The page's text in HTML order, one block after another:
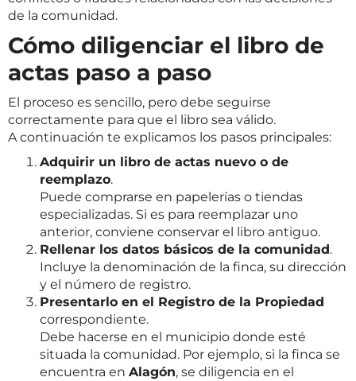
de la comunidad.
Cómo diligenciar el libro de
actas paso a paso
El proceso es sencillo, pero debe seguirse
correctamente para que el libro sea válido.
A continuación te explicamos los pasos principales:
Adquirir un libro de actas nuevo o de
reemplazo.
Puede comprarse en papelerías o tiendas
especializadas. Si es para reemplazar uno
anterior, conviene conservar el libro antiguo.
Rellenar los datos básicos de la comunidad.
Incluye la denominación de la finca, su dirección
y el número de registro.
Presentarlo en el Registro de la Propiedad
correspondiente.
Debe hacerse en el municipio donde esté
situada la comunidad. Por ejemplo, si la finca se
encuentra en Alagón, se diligencia en el